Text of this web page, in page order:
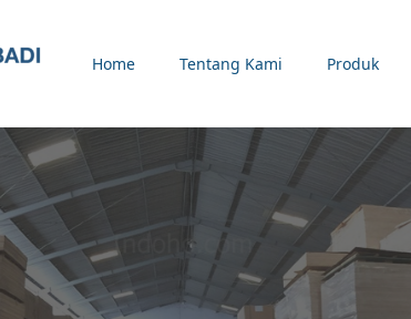
Home Tentang Kami Produk